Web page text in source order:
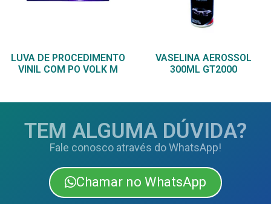
LUVA DE PROCEDIMENTO
VINIL COM PO VOLK M
VASELINA AEROSSOL
300ML GT2000
TEM ALGUMA DÚVIDA?
Fale conosco através do WhatsApp!
Chamar no WhatsApp